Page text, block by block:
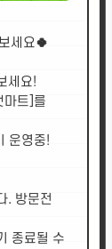
세요🍀
세요!
마트]를
운영중!
. 방문전
종료될 수